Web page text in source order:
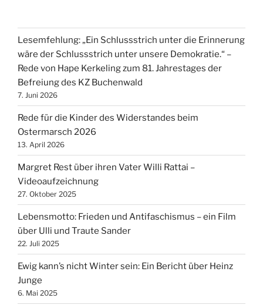
Lesemfehlung: „Ein Schlussstrich unter die Erinnerung
wäre der Schlussstrich unter unsere Demokratie.“ –
Rede von Hape Kerkeling zum 81. Jahrestages der
Befreiung des KZ Buchenwald
7. Juni 2026
Rede für die Kinder des Widerstandes beim
Ostermarsch 2026
13. April 2026
Margret Rest über ihren Vater Willi Rattai –
Videoaufzeichnung
27. Oktober 2025
Lebensmotto: Frieden und Antifaschismus – ein Film
über Ulli und Traute Sander
22. Juli 2025
Ewig kann’s nicht Winter sein: Ein Bericht über Heinz
Junge
6. Mai 2025